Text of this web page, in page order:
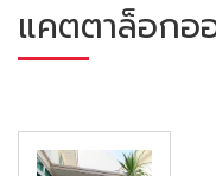
แคตตาล็อกอ